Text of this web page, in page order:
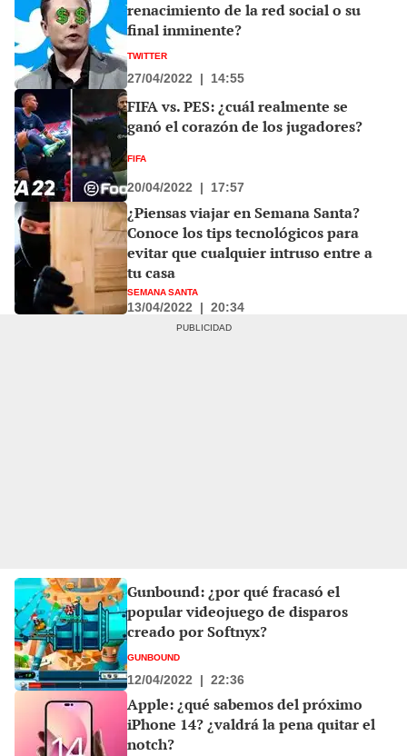
renacimiento de la red social o su
final inminente?
TWITTER
27/04/2022
| 14:55
FIFA vs. PES: ¿cuál realmente se
ganó el corazón de los jugadores?
FIFA
20/04/2022 | 17:57
¿Piensas viajar en Semana Santa?
Conoce los tips tecnológicos para
evitar que cualquier intruso entre a
tu casa
SEMANA SANTA
13/04/2022
| 20:34
Gunbound: ¿por qué fracasó el
popular videojuego de disparos
creado por Softnyx?
GUNBOUND
12/04/2022
| 22:36
Apple: ¿qué sabemos del próximo
iPhone 14? ¿valdrá la pena quitar el
notch?